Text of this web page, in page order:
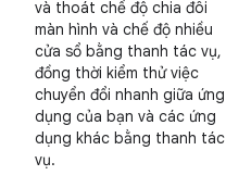
và thoát chế độ chia đôi
màn hình và chế độ nhiều
cửa sổ bằng thanh tác vụ,
đồng thời kiểm thử việc
chuyển đổi nhanh giữa ứng
dụng của bạn và các ứng
dụng khác bằng thanh tác
vụ.